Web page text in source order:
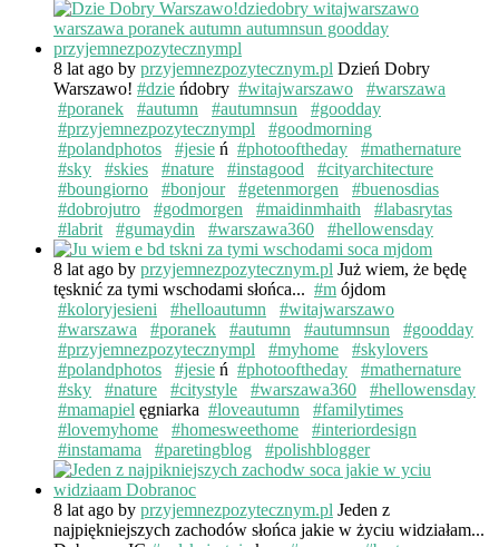
8 lat ago by przyjemnezpozytecznym.pl Dzień Dobry
Warszawo! #dzie ńdobry #witajwarszawo
#warszawa
#poranek
#autumn #autumnsun
#goodday
#przyjemnezpozytecznympl
#goodmorning
#polandphotos
#jesie ń #photooftheday
#mathernature
#sky
#skies #nature #instagood
#cityarchitecture
#boungiorno
#bonjour #getenmorgen
#buenosdias
#dobrojutro
#godmorgen #maidinmhaith
#labasrytas
#labrit
#gumaydin #warszawa360 #hellowensday
8 lat ago by przyjemnezpozytecznym.pl Już wiem, że będę
tęsknić za tymi wschodami słońca... #m ójdom
#koloryjesieni
#helloautumn
#witajwarszawo
#warszawa
#poranek #autumn #autumnsun
#goodday
#przyjemnezpozytecznympl
#myhome
#skylovers
#polandphotos
#jesie ń #photooftheday
#mathernature
#sky
#nature #citystyle #warszawa360
#hellowensday
#mamapiel ęgniarka #loveautumn
#familytimes
#lovemyhome
#homesweethome
#interiordesign
#instamama
#paretingblog #polishblogger
8 lat ago by przyjemnezpozytecznym.pl Jeden z
najpiękniejszych zachodów słońca jakie w życiu widziałam...